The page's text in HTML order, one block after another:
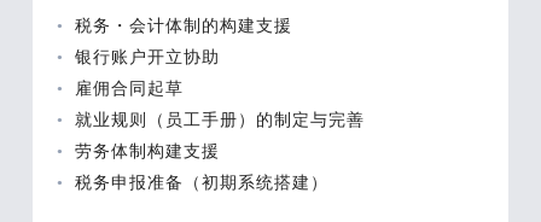
税务・会计体制的构建支援
银行账户开立协助
雇佣合同起草
就业规则（员工手册）的制定与完善
劳务体制构建支援
税务申报准备（初期系统搭建）